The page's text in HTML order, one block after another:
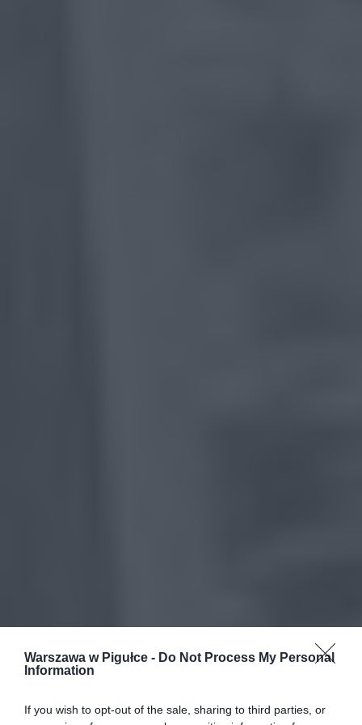
Warszawa w Pigułce - Do Not Process My Personal
Information
If you wish to opt-out of the sale, sharing to third parties, or